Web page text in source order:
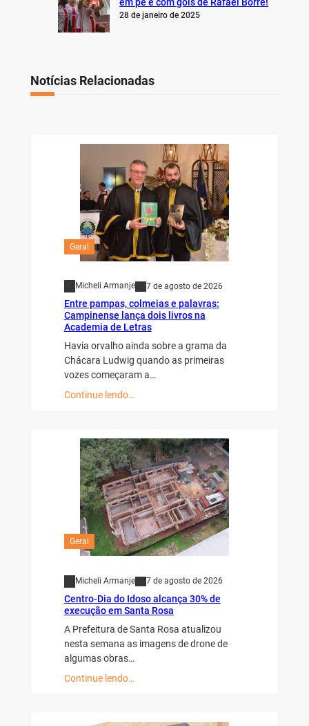
em pé e com gols de Rafael Borré!
28 de janeiro de 2025
Notícias Relacionadas
Geral
Micheli Armanje 7 de agosto de 2026
Entre pampas, colmeias e palavras:
Campinense lança dois livros na
Academia de Letras
Havia orvalho ainda sobre a grama da
Chácara Ludwig quando as primeiras
vozes começaram a…
Continue lendo…
Geral
Micheli Armanje 7 de agosto de 2026
Centro-Dia do Idoso alcança 30% de
execução em Santa Rosa
A Prefeitura de Santa Rosa atualizou
nesta semana as imagens de drone de
algumas obras…
Continue lendo…